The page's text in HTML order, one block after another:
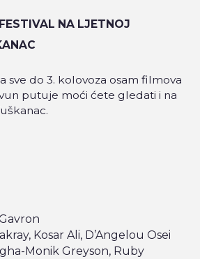
NA LJETNOJ
sve do 3. kolovoza osam filmova
putuje moći ćete gledati i na
Kosar Ali, D’Angelou Osei
Monik Greyson, Ruby